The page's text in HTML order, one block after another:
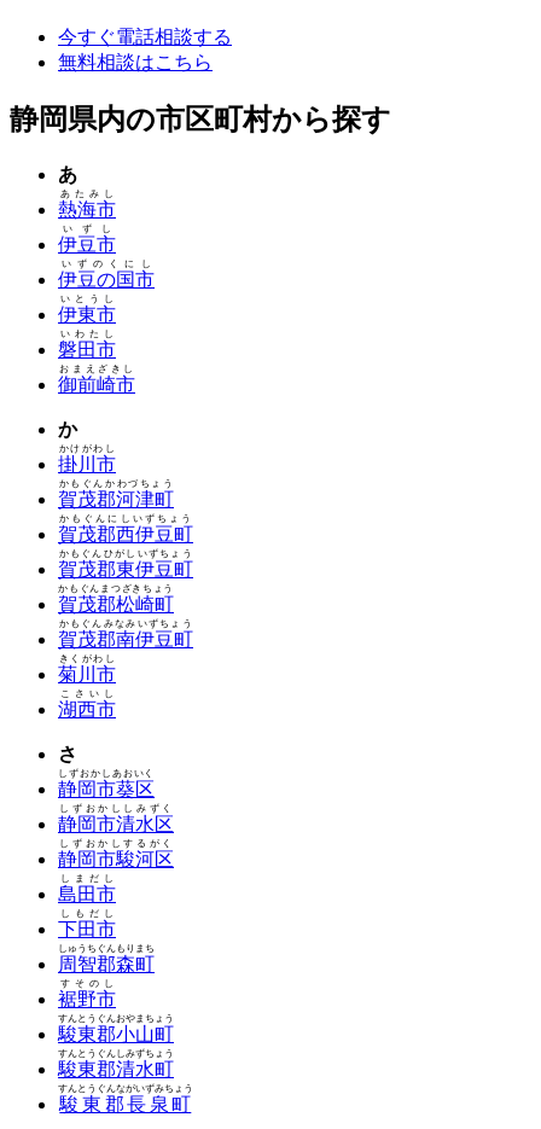
今すぐ電話相談する
無料相談はこちら
静岡県内の市区町村から探す
あ
熱海市
あたみし
伊豆市
いずし
伊豆の国市
いずのくにし
伊東市
いとうし
磐田市
いわたし
御前崎市
おまえざきし
か
掛川市
かけがわし
賀茂郡河津町
かもぐんかわづちょう
賀茂郡西伊豆町
かもぐんにしいずちょう
賀茂郡東伊豆町
かもぐんひがしいずちょう
賀茂郡松崎町
かもぐんまつざきちょう
賀茂郡南伊豆町
かもぐんみなみいずちょう
菊川市
きくがわし
湖西市
こさいし
さ
静岡市葵区
しずおかしあおいく
静岡市清水区
しずおかししみずく
静岡市駿河区
しずおかしするがく
島田市
しまだし
下田市
しもだし
周智郡森町
しゅうちぐんもりまち
裾野市
すそのし
駿東郡小山町
すんとうぐんおやまちょう
駿東郡清水町
すんとうぐんしみずちょう
駿東郡長泉町
すんとうぐんながいずみちょう